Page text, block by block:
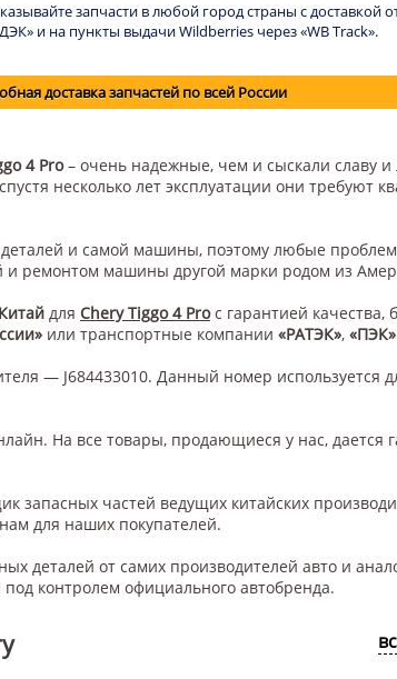
запчасти в любой город страны с доставкой
и на пункты выдачи Wildberries через «WB Track».
доставка запчастей по всей России
4 Pro– очень надежные, чем и сыскали славу
несколько лет эксплуатации они требуют
и самой машины, поэтому любые
и ремонтом машины другой марки родом из
для Chery Tiggo 4 Proс гарантией качества,
или транспортные компании «РАТЭК», «ПЭК»
— J684433010. Данный номер используется
На все товары, продающиеся у нас, дается
запасных частей ведущих китайских
для наших покупателей.
деталей от самих производителей авто и
контролем официального автобренда.